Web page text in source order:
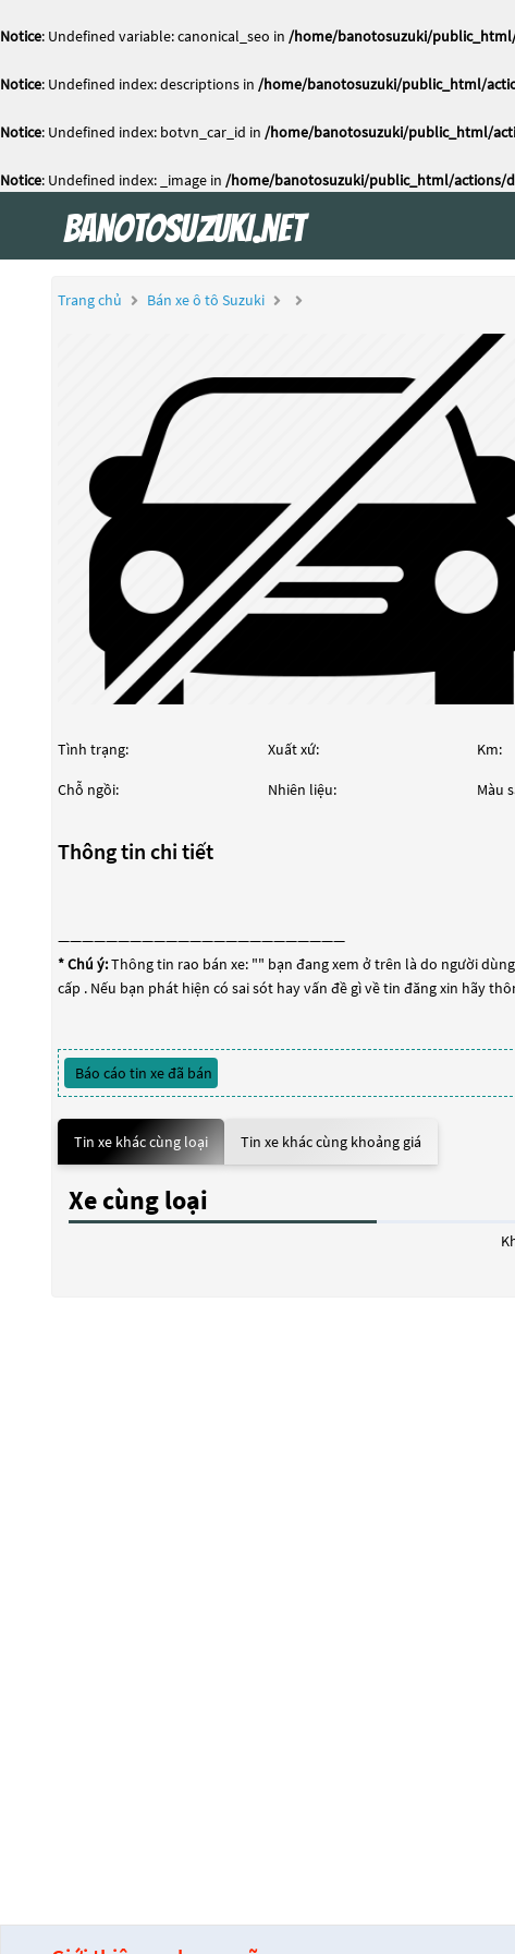
Notice: Undefined variable: canonical_seo in /home/banotosuzuki/
Notice: Undefined index: descriptions in /home/banotosuzuki/public_html/
Notice: Undefined index: botvn_car_id in /home/banotosuzuki/public_html/
Notice: Undefined index: _image in /home/banotosuzuki/public_html/actions/
Trang chủ Bán xe ô tô Suzuki
Tình trạng: Xuất xứ: Km:
Chỗ ngồi: Nhiên liệu: Màu
Thông tin chi tiết
————————————————————————
* Chú ý:Thông tin rao bán xe: "" bạn đang xem ở trên là do người
cấp . Nếu bạn phát hiện có sai sót hay vấn đề gì về tin đăng xin hãy
Báo cáo tin xe đã bán
Tin xe khác cùng loại Tin xe khác cùng khoảng giá
Xe cùng loại